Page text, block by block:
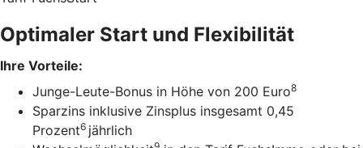
Optimaler Start und Flexibilität
Ihre Vorteile:
Junge-Leute-Bonus in Höhe von 200 Euro8
Sparzins inklusive Zinsplus insgesamt 0,45
Prozent6 jährlich